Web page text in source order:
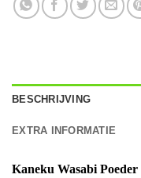
BESCHRIJVING
EXTRA INFORMATIE
Kaneku Wasabi Poeder